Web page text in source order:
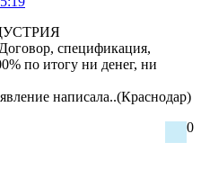
спецификация,
по итогу ни денег, ни
написала..(Краснодар)
0